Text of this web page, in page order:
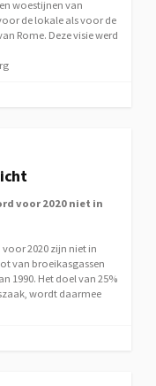
woestijnen van
de lokale als voor de
Rome. Deze visie werd
voor 2020 niet in
2020 zijn niet in
van broeikasgassen
1990. Het doel van 25%
wordt daarmee